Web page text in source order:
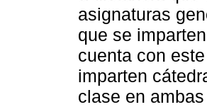
asignaturas
que se
cuenta con
imparten
clase en